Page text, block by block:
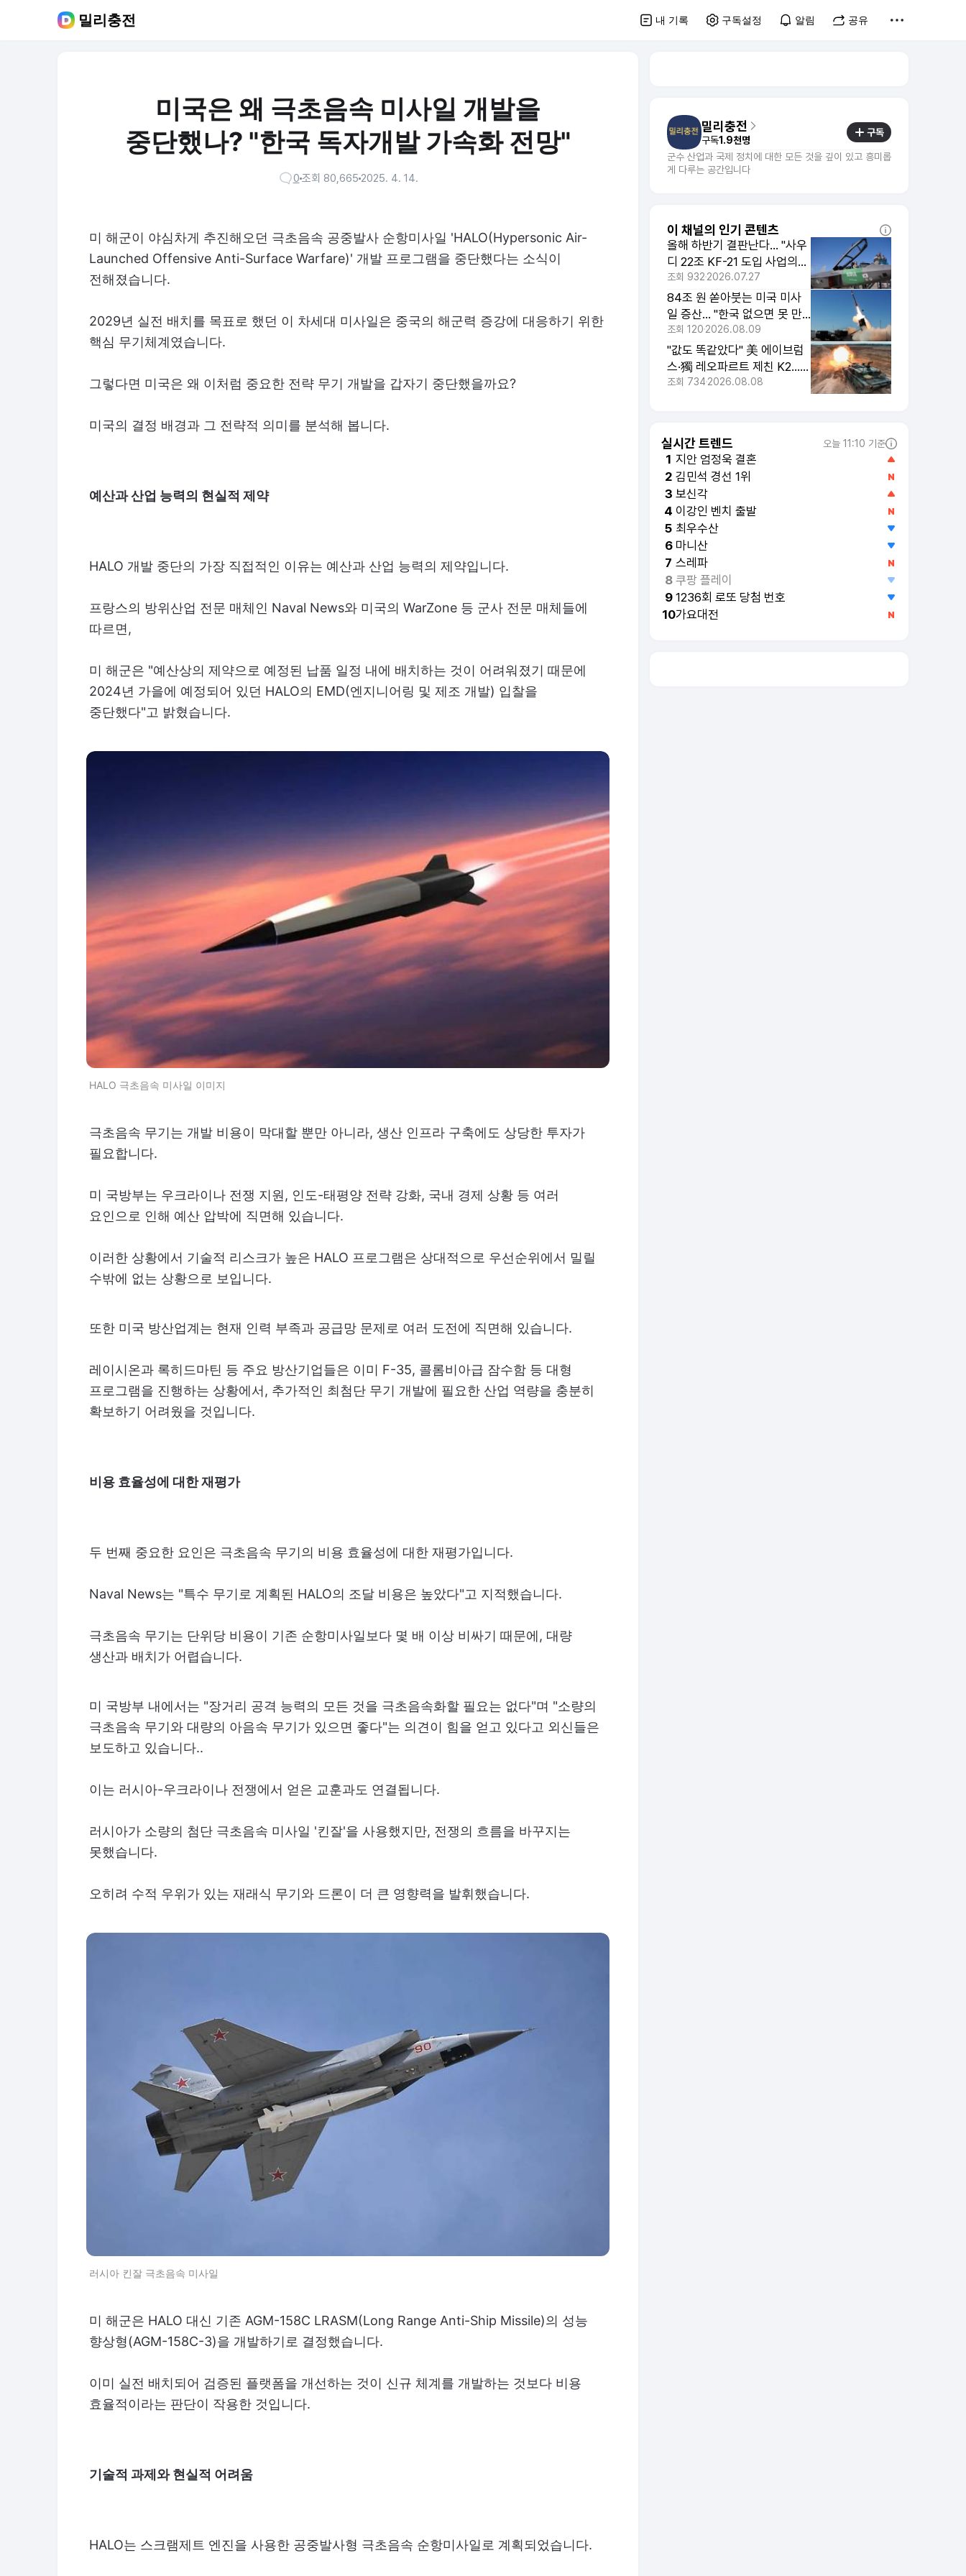
밀리충전 내 기록 구독설정 알림 공유
미국은 왜 극초음속 미사일 개발을
중단했나? "한국 독자개발 가속화 전망"
0조회 80,6652025. 4. 14.
미 해군이 야심차게 추진해오던 극초음속 공중발사 순항미사일 'HALO(Hypersonic Air-
Launched Offensive Anti-Surface Warfare)' 개발 프로그램을 중단했다는 소식이
전해졌습니다.
2029년 실전 배치를 목표로 했던 이 차세대 미사일은 중국의 해군력 증강에 대응하기 위한
핵심 무기체계였습니다.
그렇다면 미국은 왜 이처럼 중요한 전략 무기 개발을 갑자기 중단했을까요?
미국의 결정 배경과 그 전략적 의미를 분석해 봅니다.
예산과 산업 능력의 현실적 제약
HALO 개발 중단의 가장 직접적인 이유는 예산과 산업 능력의 제약입니다.
프랑스의 방위산업 전문 매체인 Naval News와 미국의 WarZone 등 군사 전문 매체들에
따르면,
미 해군은 "예산상의 제약으로 예정된 납품 일정 내에 배치하는 것이 어려워졌기 때문에
2024년 가을에 예정되어 있던 HALO의 EMD(엔지니어링 및 제조 개발) 입찰을
중단했다"고 밝혔습니다.
HALO 극초음속 미사일 이미지
극초음속 무기는 개발 비용이 막대할 뿐만 아니라, 생산 인프라 구축에도 상당한 투자가
필요합니다.
미 국방부는 우크라이나 전쟁 지원, 인도-태평양 전략 강화, 국내 경제 상황 등 여러
요인으로 인해 예산 압박에 직면해 있습니다.
이러한 상황에서 기술적 리스크가 높은 HALO 프로그램은 상대적으로 우선순위에서 밀릴
수밖에 없는 상황으로 보입니다.
또한 미국 방산업계는 현재 인력 부족과 공급망 문제로 여러 도전에 직면해 있습니다.
레이시온과 록히드마틴 등 주요 방산기업들은 이미 F-35, 콜롬비아급 잠수함 등 대형
프로그램을 진행하는 상황에서, 추가적인 최첨단 무기 개발에 필요한 산업 역량을 충분히
확보하기 어려웠을 것입니다.
비용 효율성에 대한 재평가
두 번째 중요한 요인은 극초음속 무기의 비용 효율성에 대한 재평가입니다.
Naval News는 "특수 무기로 계획된 HALO의 조달 비용은 높았다"고 지적했습니다.
극초음속 무기는 단위당 비용이 기존 순항미사일보다 몇 배 이상 비싸기 때문에, 대량
생산과 배치가 어렵습니다.
미 국방부 내에서는 "장거리 공격 능력의 모든 것을 극초음속화할 필요는 없다"며 "소량의
극초음속 무기와 대량의 아음속 무기가 있으면 좋다"는 의견이 힘을 얻고 있다고 외신들은
보도하고 있습니다..
이는 러시아-우크라이나 전쟁에서 얻은 교훈과도 연결됩니다.
러시아가 소량의 첨단 극초음속 미사일 '킨잘'을 사용했지만, 전쟁의 흐름을 바꾸지는
못했습니다.
오히려 수적 우위가 있는 재래식 무기와 드론이 더 큰 영향력을 발휘했습니다.
러시아 킨잘 극초음속 미사일
미 해군은 HALO 대신 기존 AGM-158C LRASM(Long Range Anti-Ship Missile)의 성능
향상형(AGM-158C-3)을 개발하기로 결정했습니다.
이미 실전 배치되어 검증된 플랫폼을 개선하는 것이 신규 체계를 개발하는 것보다 비용
효율적이라는 판단이 작용한 것입니다.
기술적 과제와 현실적 어려움
HALO는 스크램제트 엔진을 사용한 공중발사형 극초음속 순항미사일로 계획되었습니다.
밀리충전
구독1.9천명
구독
군수 산업과 국제 정치에 대한 모든 것을 깊이 있고 흥미롭
게 다루는 공간입니다
이 채널의 인기 콘텐츠
올해 하반기 결판난다... "사우
디 22조 KF-21 도입 사업의
모든 것"
조회 932 2026.07.27
84조 원 쏟아붓는 미국 미사
일 증산... "한국 없으면 못 만
드는 이유"
조회 120 2026.08.09
"값도 똑같았다" 美 에이브럼
스·獨 레오파르트 제친 K2...
페루가 밝힌 진짜 이유
조회 734 2026.08.08
실시간 트렌드 오늘 11:10 기준
1 지안 엄정욱 결혼
2 김민석 경선 1위
3 보신각
4 이강인 벤치 출발
5 최우수산
6 마니산
7 스레파
8 쿠팡 플레이
9 1236회 로또 당첨 번호
10가요대전